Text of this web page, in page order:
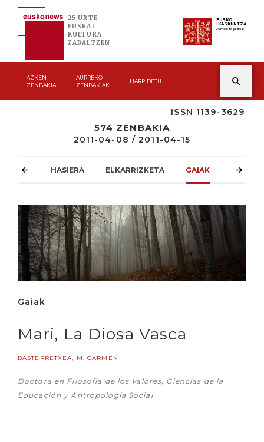
25 URTE
EUSKAL
KULTURA
ZABALTZEN
EUSKO
IKASKUNTZA
Asmoz ta jakitez
AZKEN
ZENBAKIA
AURREKO
ZENBAKIAK
HARPIDETU
ISSN 1139-3629
574 ZENBAKIA
2011-04-08 / 2011-04-15
HASIERA ELKARRIZKETA GAIAK
Gaiak
Mari, La Diosa Vasca
BASTERRETXEA, M. CARMEN
Doctora en Filosofía de los Valores, Ciencias de la
Educación y Antropología Social